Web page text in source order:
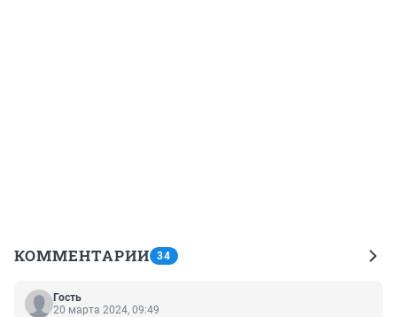
КОММЕНТАРИИ 34
Гость
20 марта 2024, 09:49